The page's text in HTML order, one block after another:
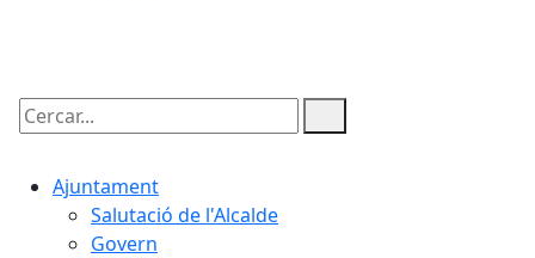
Cercar:
Ajuntament
Salutació de l'Alcalde
Govern